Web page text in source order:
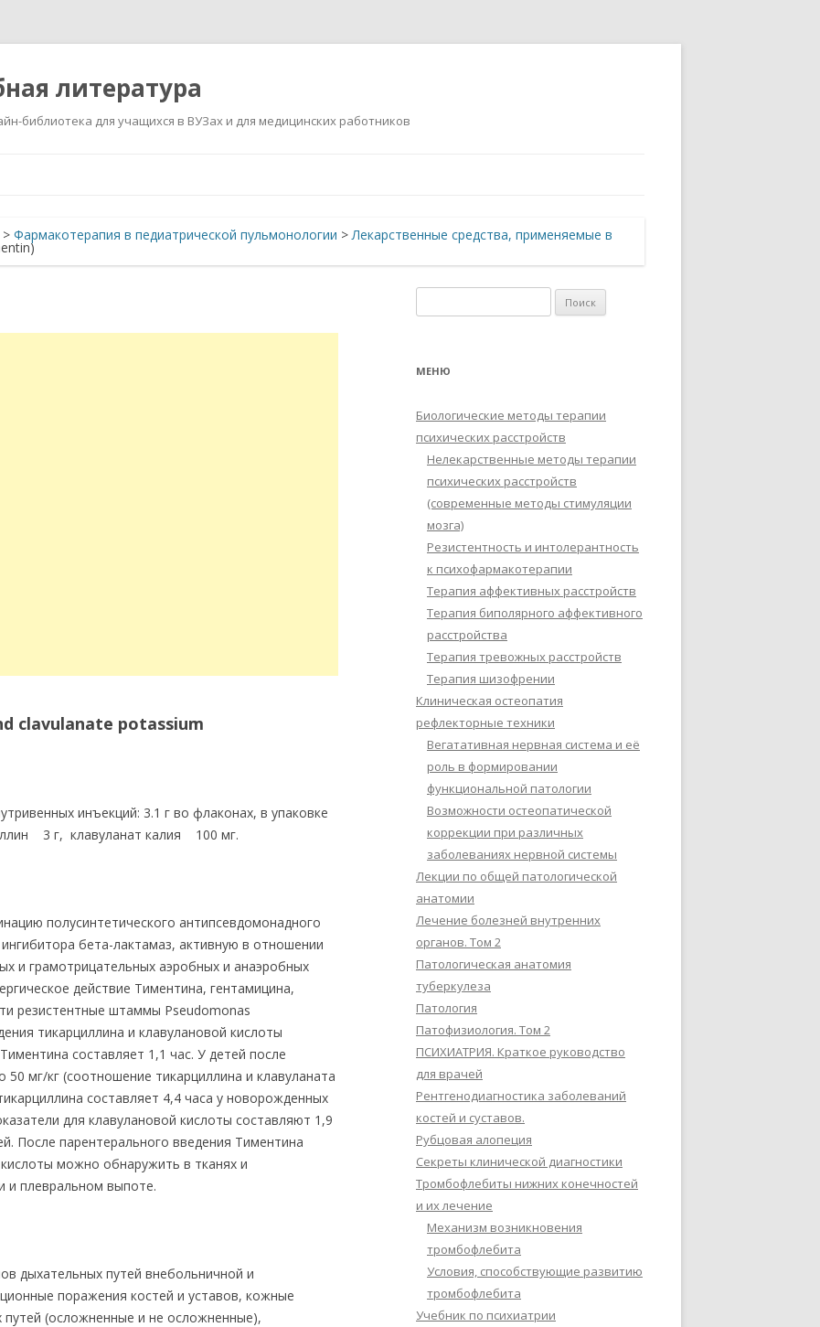
литература
библиотека для учащихся в ВУЗах и для медицинских работников
> Фармакотерапия в педиатрической пульмонологии >Лекарственные средства, применяемые в
clavulanate potassium
инъекций: 3.1 г во флаконах, в упаковке
3 г, клавуланат калия 100 мг.
полусинтетического антипсевдомонадного
бета-лактамаз, активную в отношении
и грамотрицательных аэробных и анаэробных
действие Тиментина, гентамицина,
резистентные штаммы Pseudomonas
тикарциллина и клавулановой кислоты
составляет 1,1 час. У детей после
мг/кг (соотношение тикарциллина и клавуланата
составляет 4,4 часа у новорожденных
для клавулановой кислоты составляют 1,9
После парентерального введения Тиментина
можно обнаружить в тканях и
и плевральном выпоте.
дыхательных путей внебольничной и
поражения костей и уставов, кожные
(осложненные и не осложненные),
МЕНЮ
Биологические методы терапии
психических расстройств
Нелекарственные методы терапии
психических расстройств
(современные методы стимуляции
мозга)
Резистентность и интолерантность
к психофармакотерапии
Терапия аффективных расстройств
Терапия биполярного аффективного
расстройства
Терапия тревожных расстройств
Терапия шизофрении
Клиническая остеопатия
рефлекторные техники
Вегатативная нервная система и её
роль в формировании
функциональной патологии
Возможности остеопатической
коррекции при различных
заболеваниях нервной системы
Лекции по общей патологической
анатомии
Лечение болезней внутренних
органов. Том 2
Патологическая анатомия
туберкулеза
Патология
Патофизиология. Том 2
ПСИХИАТРИЯ. Краткое руководство
для врачей
Рентгенодиагностика заболеваний
костей и суставов.
Рубцовая алопеция
Секреты клинической диагностики
Тромбофлебиты нижних конечностей
и их лечение
Механизм возникновения
тромбофлебита
Условия, способствующие развитию
тромбофлебита
Учебник по психиатрии